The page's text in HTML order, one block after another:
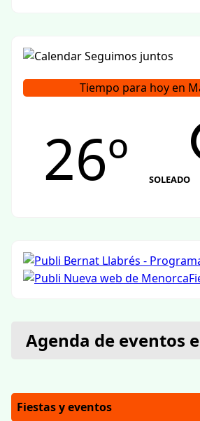
Tiempo para hoy en
26º SOLEADO
Agenda de eventos
Fiestas y eventos